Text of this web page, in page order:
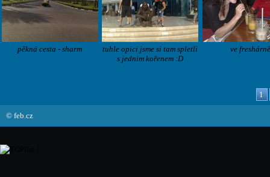
pěkná cesta - sharm
tuhle opici jsme si tam spletli
s jednim kořenem :D
ve freshárně
1
© feb.cz